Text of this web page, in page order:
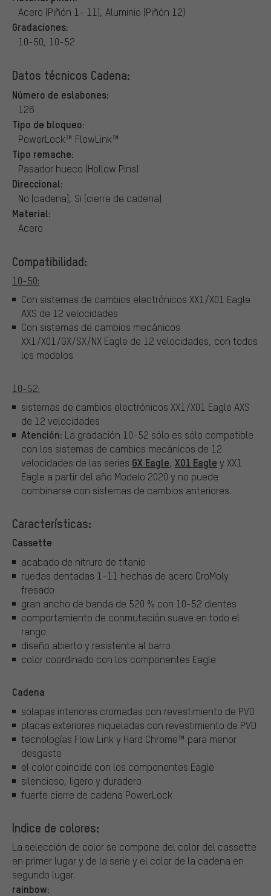
Acero (Piñón 1- 11), Aluminio (Piñón 12)
Gradaciones:
10-50, 10-52
Datos técnicos Cadena:
Número de eslabones:
126
Tipo de bloqueo:
PowerLock™ FlowLink™
Tipo remache:
Pasador hueco (Hollow Pins)
Direccional:
No (cadena), Si (cierre de cadena)
Material:
Acero
Compatibilidad:
10-50:
Con sistemas de cambios electrónicos XX1/X01 Eagle
AXS de 12 velocidades
Con sistemas de cambios mecánicos
XX1/X01/GX/SX/NX Eagle de 12 velocidades, con todos
los modelos
10-52:
sistemas de cambios electrónicos XX1/X01 Eagle AXS
de 12 velocidades
Atención: La gradación 10-52 sólo es sólo compatible
con los sistemas de cambios mecánicos de 12
velocidades de las series GX Eagle, X01 Eagle y XX1
Eagle a partir del año Modelo 2020 y no puede
combinarse con sistemas de cambios anteriores.
Características:
Cassette
acabado de nitruro de titanio
ruedas dentadas 1-11 hechas de acero CroMoly
fresado
gran ancho de banda de 520 % con 10-52 dientes
comportamiento de conmutación suave en todo el
rango
diseño abierto y resistente al barro
color coordinado con los componentes Eagle
Cadena
solapas interiores cromadas con revestimiento de PVD
placas exteriores niqueladas con revestimiento de PVD
tecnologías Flow Link y Hard Chrome™ para menor
desgaste
el color coincide con los componentes Eagle
silencioso, ligero y duradero
fuerte cierre de cadena PowerLock
Indice de colores:
La selección de color se compone del color del cassette
en primer lugar y de la serie y el color de la cadena en
segundo lugar.
rainbow: